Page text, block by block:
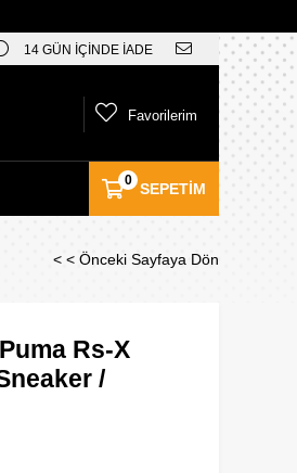
14 GÜN İÇİNDE İADE
SEPETIM
0
Favorilerim
< < Önceki Sayfaya Dön
Rs-X
/